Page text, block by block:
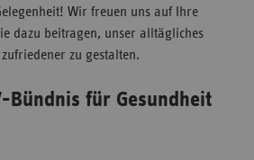
Wir freuen uns auf Ihre
dazu beitragen, unser alltägliches
zufriedener zu gestalten.
Bündnis für Gesundheit